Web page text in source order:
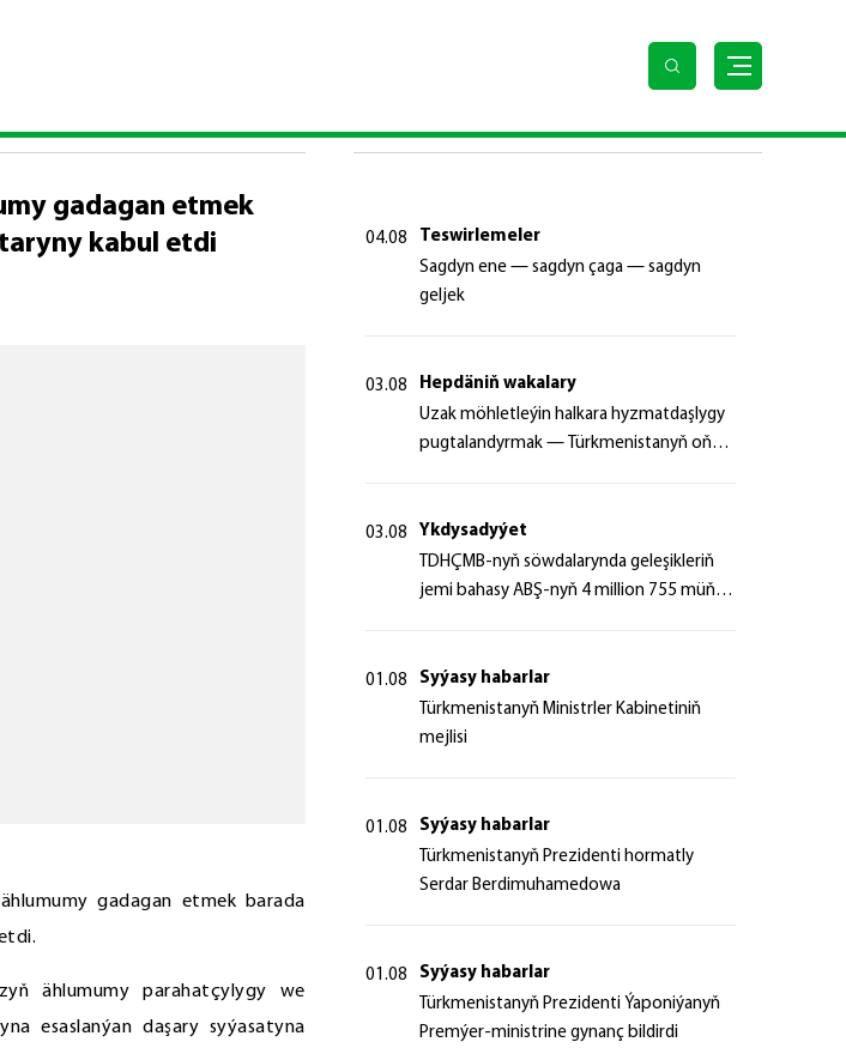
gadagan etmek barada şertnamasy guramasynyň Ýerine ýetiriji sekretaryny kabul etdi
gadagan etmek
kabul etdi
gadagan etmek barada
ählumumy parahatçylygy we
esaslanýan daşary syýasatyna
04.08
Teswirlemeler
Sagdyn ene — sagdyn çaga — sagdyn
geljek
03.08
Hepdäniň wakalary
Uzak möhletleýin halkara hyzmatdaşlygy
pugtalandyrmak — Türkmenistanyň oňyn
03.08
Ykdysadyýet
TDHÇMB-nyň söwdalarynda geleşikleriň
jemi bahasy ABŞ-nyň 4 million 755 müň
01.08
Syýasy habarlar
Türkmenistanyň Ministrler Kabinetiniň
mejlisi
01.08
Syýasy habarlar
Türkmenistanyň Prezidenti hormatly
Serdar Berdimuhamedowa
01.08
Syýasy habarlar
Türkmenistanyň Prezidenti Ýaponiýanyň
Premýer-ministrine gynanç bildirdi